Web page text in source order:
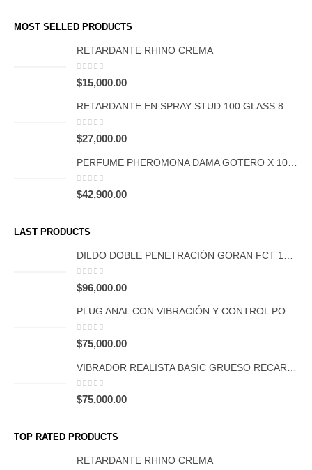
MOST SELLED PRODUCTS
RETARDANTE RHINO CREMA
0 out of 5
$15,000.00
RETARDANTE EN SPRAY STUD 100 GLASS 8 ML
0out of 5
$27,000.00
0out of 5
$42,900.00
LAST PRODUCTS
0out of 5
$96,000.00
PLUG ANAL CON VIBRACIÓN Y CONTROL POR APP FCT 1065
0out of 5
$75,000.00
0out of 5
$75,000.00
TOP RATED PRODUCTS
RETARDANTE RHINO CREMA